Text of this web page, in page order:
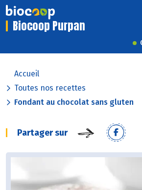
Biocoop Purpan
Accueil
Toutes nos recettes
Fondant au chocolat sans gluten
Partager sur